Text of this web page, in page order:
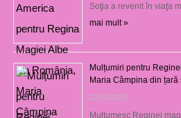
Soţia a revenit în viaţa
mai mult »
Mulțumiri pentru
Maria Câmpina din țară
22/05/2025
Mulţumesc Reginei